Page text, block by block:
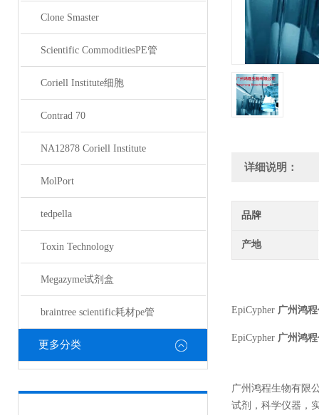
Clone Smaster
Scientific CommoditiesPE管
Coriell Institute细胞
Contrad 70
NA12878 Coriell Institute
MolPort
tedpella
Toxin Technology
Megazyme试剂盒
braintree scientific耗材pe管
更多分类
详细说明：
品牌
产地
EpiCypher 广州鸿
EpiCypher 广州鸿
广州鸿程生物有限
试剂，科学仪器，